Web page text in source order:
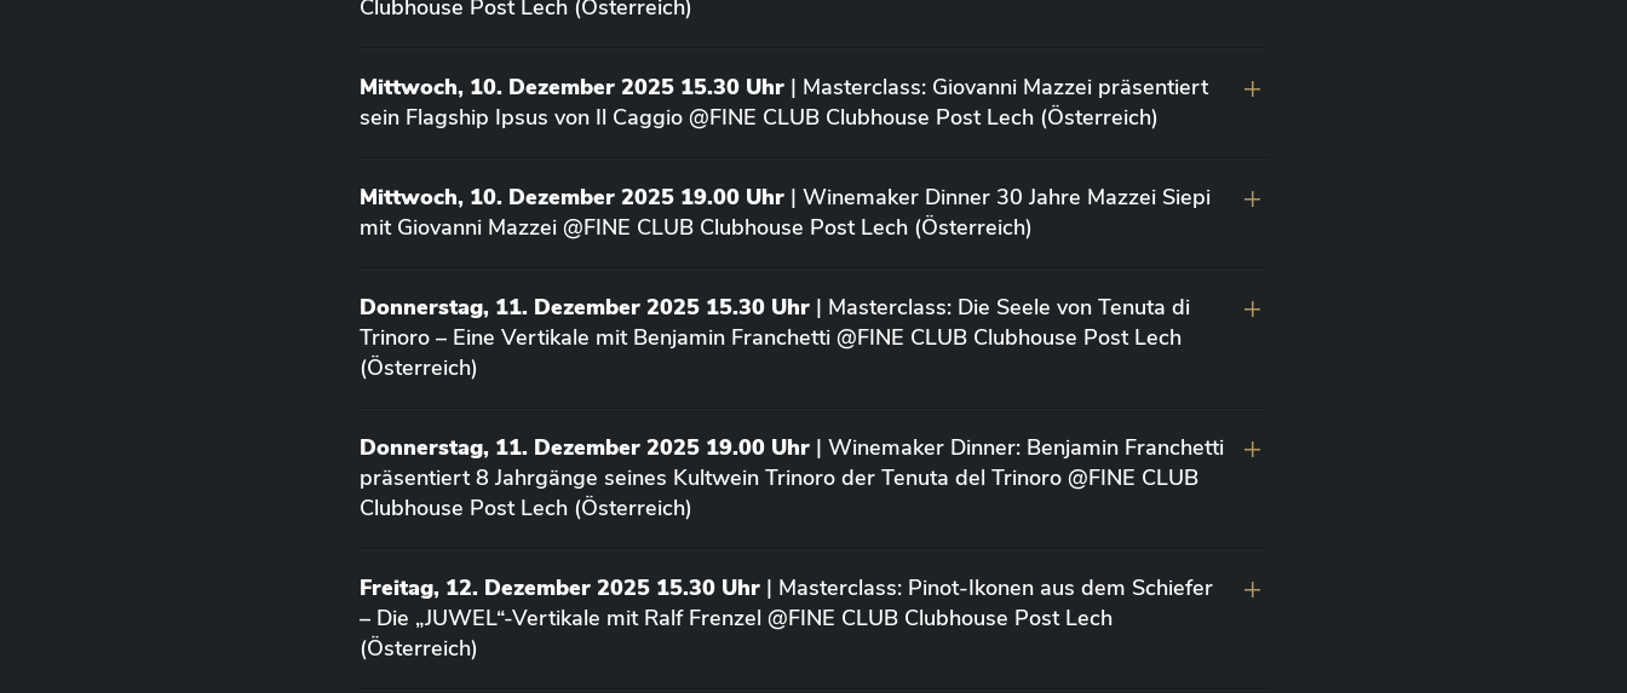
Clubhouse Post Lech (Österreich)
Mittwoch, 10. Dezember 2025 15.30 Uhr | Masterclass: Giovanni Mazzei präsentiert
sein Flagship Ipsus von Il Caggio @FINE CLUB Clubhouse Post Lech (Österreich)
Mittwoch, 10. Dezember 2025 19.00 Uhr | Winemaker Dinner 30 Jahre Mazzei Siepi
mit Giovanni Mazzei @FINE CLUB Clubhouse Post Lech (Österreich)
Donnerstag, 11. Dezember 2025 15.30 Uhr | Masterclass: Die Seele von Tenuta di
Trinoro – Eine Vertikale mit Benjamin Franchetti @FINE CLUB Clubhouse Post Lech
(Österreich)
Donnerstag, 11. Dezember 2025 19.00 Uhr | Winemaker Dinner: Benjamin Franchetti
präsentiert 8 Jahrgänge seines Kultwein Trinoro der Tenuta del Trinoro @FINE CLUB
Clubhouse Post Lech (Österreich)
Freitag, 12. Dezember 2025 15.30 Uhr | Masterclass: Pinot-Ikonen aus dem Schiefer
– Die „JUWEL“-Vertikale mit Ralf Frenzel @FINE CLUB Clubhouse Post Lech
(Österreich)